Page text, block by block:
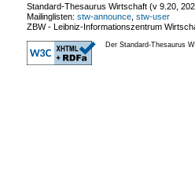
Standard-Thesaurus Wirtschaft (v 9.20
Mailinglisten: stw-announce stw-user
ZBW - Leibniz-Informationszentrum
Der Standard-Thesaurus